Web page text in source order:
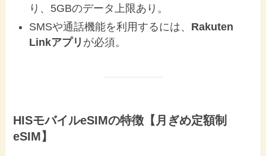
り、5GBのデータ上限あり。
SMSや通話機能を利用するには、 Rakuten
Linkアプリ が必須。
HISモバイルeSIMの特徴【月ぎめ定額制
eSIM】